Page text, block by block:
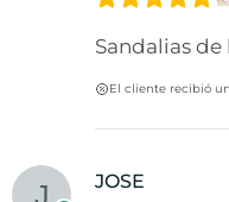
Sandalias
El cliente recibió
JOSE